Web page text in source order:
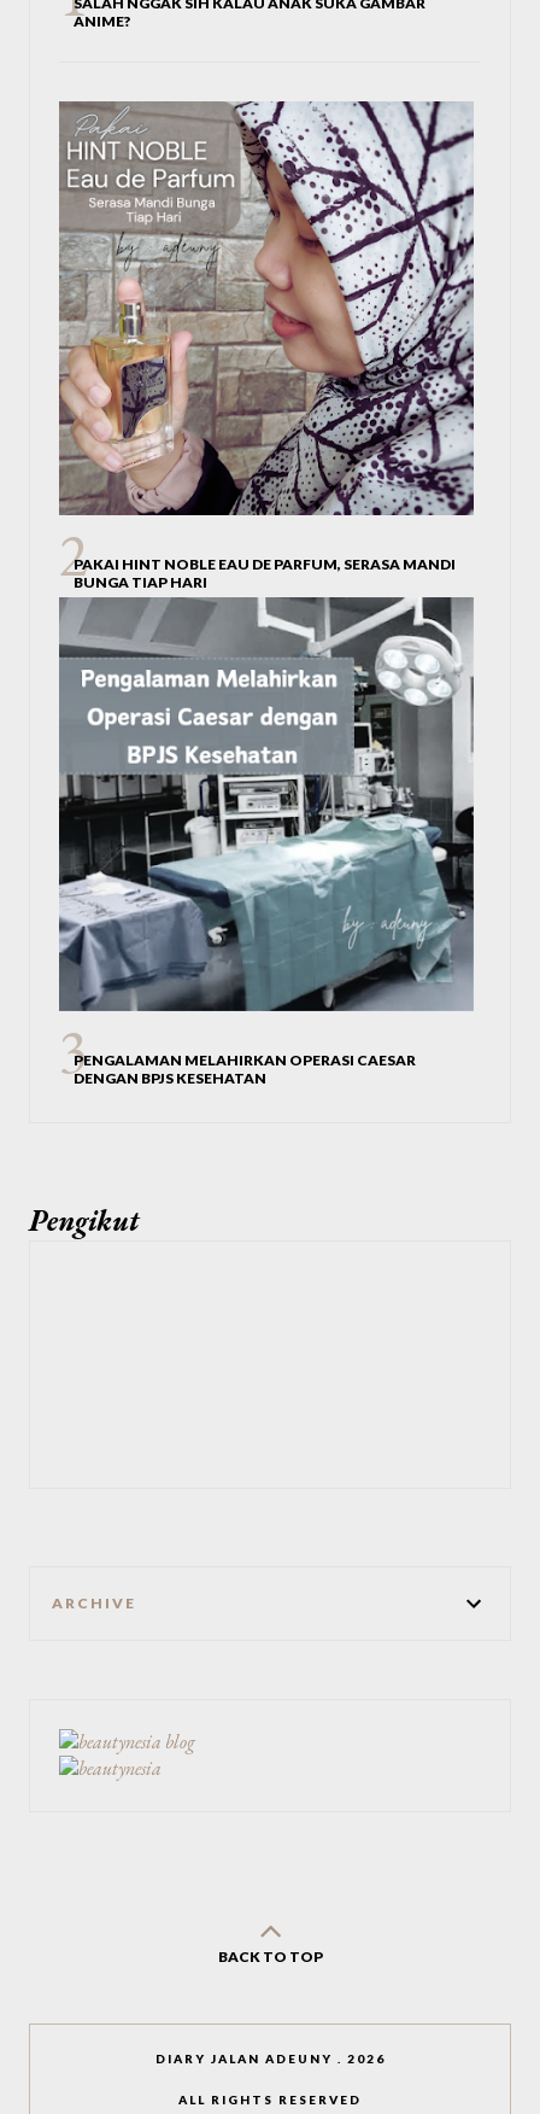
ANIME?
PAKAI HINT NOBLE EAU DE PARFUM, SERASA MANDI
BUNGA TIAP HARI
PENGALAMAN MELAHIRKAN OPERASI CAESAR
DENGAN BPJS KESEHATAN
Pengikut
ARCHIVE
BACK TO TOP
DIARY JALAN ADEUNY 2026
ALL RIGHTS RESERVED